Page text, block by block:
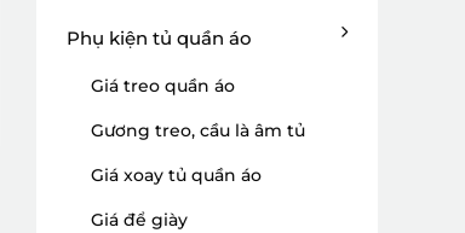
Phụ kiện tủ quần áo
Giá treo quần áo
Gương treo, cầu là âm tủ
Giá xoay tủ quần áo
Giá để giày